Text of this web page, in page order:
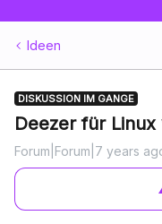
Ideen
DISKUSSION IM GANGE
Deezer für
Forum|Forum|7 years